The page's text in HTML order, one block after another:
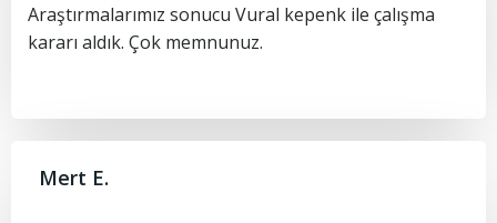
Araştırmalarımız sonucu Vural kepenk ile çalışma
kararı aldık. Çok memnunuz.
Mert E.